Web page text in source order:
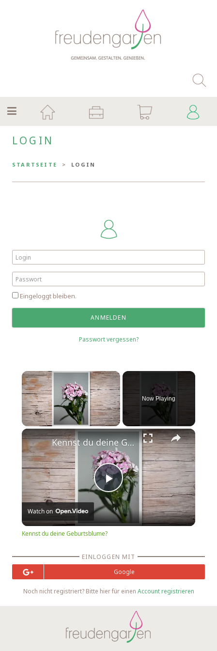
LOGIN
STARTSEITE LOGIN
Eingeloggt bleiben.
Passwort vergessen?
Now Playing
Play
Video
Kennst du deine Geburtsblume?
Watch on
Kennst du deine Geburtsblume?
EINLOGGEN MIT
Google
Noch nicht registriert? Bitte hier für einen Account registrieren